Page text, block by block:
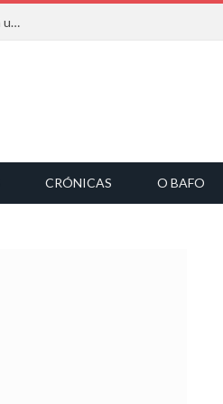
Mucho Flow alarga leque de convidados com 8 performances (e há uma saída)
CRÓNICAS O BAFO